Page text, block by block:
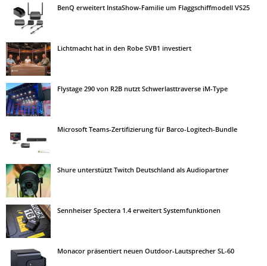
BenQ erweitert InstaShow-Familie um Flaggschiffmodell VS25
Lichtmacht hat in den Robe SVB1 investiert
Flystage 290 von R2B nutzt Schwerlasttraverse iM-Type
Microsoft Teams-Zertifizierung für Barco-Logitech-Bundle
Shure unterstützt Twitch Deutschland als Audiopartner
Sennheiser Spectera 1.4 erweitert Systemfunktionen
Monacor präsentiert neuen Outdoor-Lautsprecher SL-60